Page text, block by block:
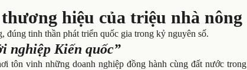
hiệu của triệu nhà nông
tinh thần phát triển quốc gia trong kỷ nguyên số.
nghiệp Kiến quốc”
tôn vinh những doanh nghiệp đồng hành cùng đất nước trong